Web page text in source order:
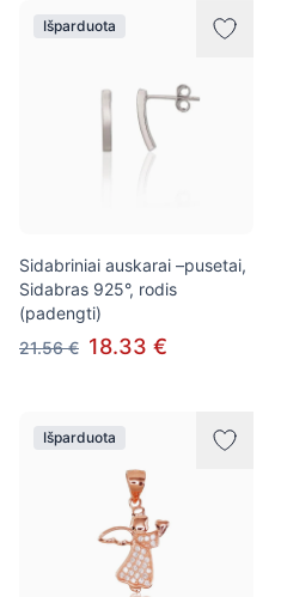
Išparduota
Sidabriniai auskarai –pusetai,
Sidabras 925°, rodis
(padengti)
21.56 € 18.33 €
Išparduota